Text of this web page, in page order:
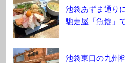
池袋あずま通り
馳走屋「魚錠」
池袋東口の九州